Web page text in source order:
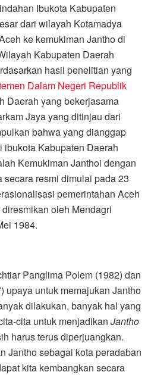
Ibukota Kabupaten
dari wilayah Kotamadya
ke kemukiman Jantho di
Kabupaten Daerah
hasil penelitian yang
Dalam Negeri Republik
Daerah yang bekerjasama
Jaya yang ditinjau dari
bahwa yang dianggap
ibukota Kabupaten Daerah
Kemukiman Janthoi dengan
secara resmi dimulai pada 23
pemerintahan Aceh
oleh Mendagri
1984.
Panglima Polem (1982) dan
upaya untuk memajukan Jantho
dilakukan, banyak hal yang
cita untuk menjadikan Jantho
harus terus diperjuangkan.
Jantho sebagai kota peradaban
kita kembangkan secara